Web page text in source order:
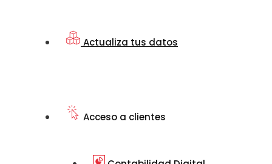
Actualiza tus datos
Acceso a clientes